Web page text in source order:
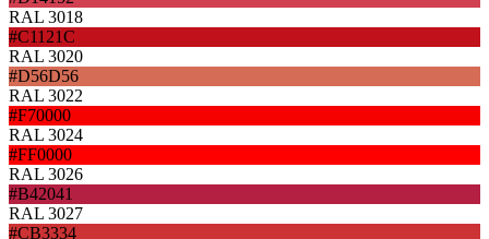
RAL 3018
#C1121C
RAL 3020
#D56D56
RAL 3022
#F70000
RAL 3024
#FF0000
RAL 3026
#B42041
RAL 3027
#CB3334